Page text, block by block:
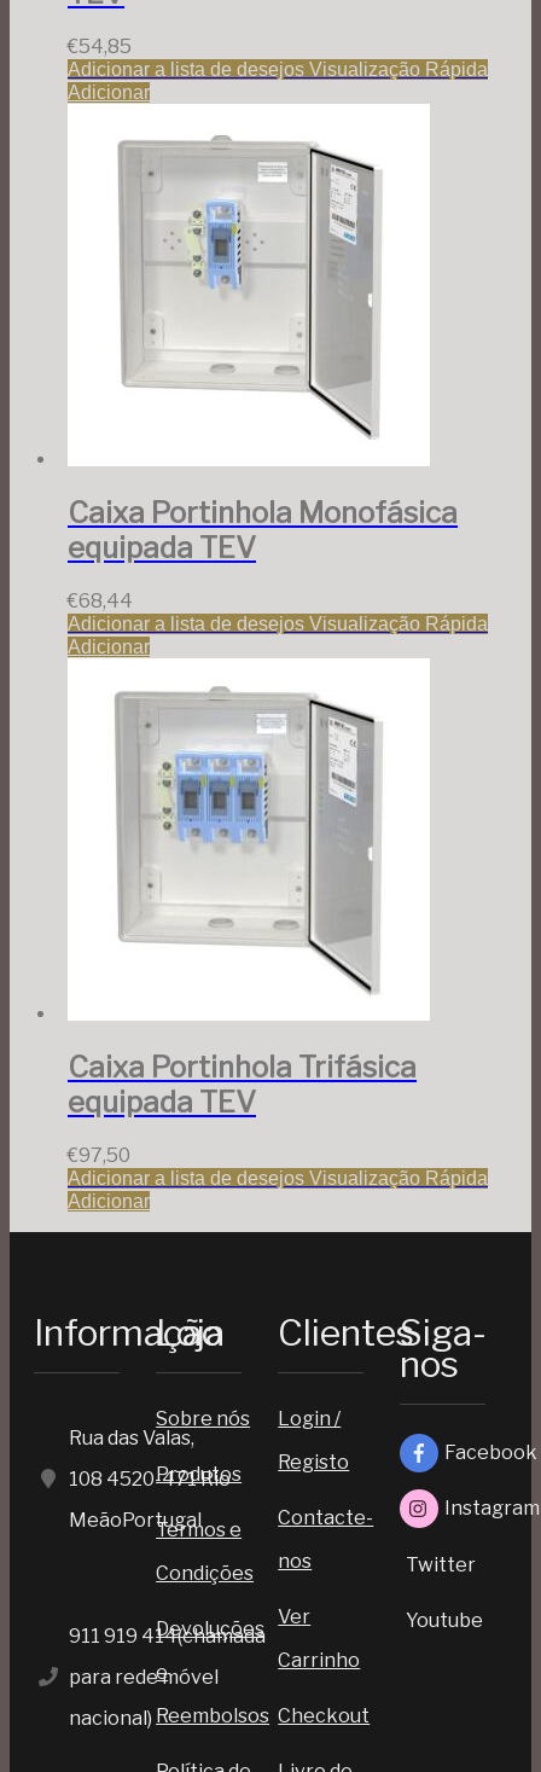
€54,85
Adicionar a lista de desejos Visualização Rápida
Adicionar
Caixa Portinhola Monofásica
equipada TEV
€68,44
Adicionar a lista de desejos Visualização Rápida
Adicionar
Caixa Portinhola Trifásica
equipada TEV
€97,50
Adicionar a lista de desejos Visualização Rápida
Adicionar
Informação
Rua das Valas,
108 4520-471 Rio
MeãoPortugal
911 919 414(chamada
para rede móvel
nacional)
Loja
Sobre nós
Produtos
Termos e
Condições
Devoluções
e
Reembolsos
Clientes
Login /
Registo
Contacte-
nos
Ver
Carrinho
Checkout
Siga-
nos
Facebook
Instagram
Twitter
Youtube